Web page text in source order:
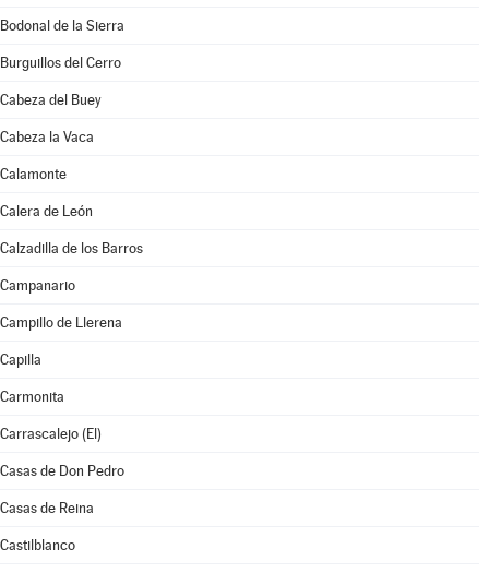
Bodonal de la Sierra
Burguillos del Cerro
Cabeza del Buey
Cabeza la Vaca
Calamonte
Calera de León
Calzadilla de los Barros
Campanario
Campillo de Llerena
Capilla
Carmonita
Carrascalejo (El)
Casas de Don Pedro
Casas de Reina
Castilblanco